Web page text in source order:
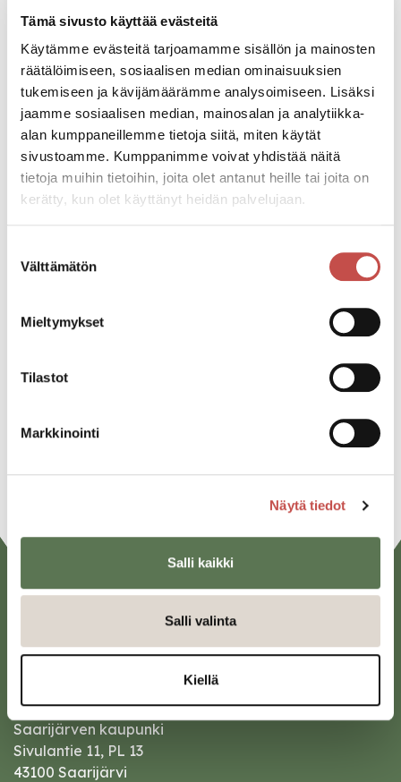
Tämä sivusto käyttää evästeitä
Käytämme evästeitä tarjoamamme sisällön ja mainosten
räätälöimiseen, sosiaalisen median ominaisuuksien
tukemiseen ja kävijämäärämme analysoimiseen. Lisäksi
jaamme sosiaalisen median, mainosalan ja analytiikka-
alan kumppaneillemme tietoja siitä, miten käytät
sivustoamme. Kumppanimme voivat yhdistää näitä
tietoja muihin tietoihin, joita olet antanut heille tai joita on
kerätty, kun olet käyttänyt heidän palvelujaan.
valinta
Välttämätön
Mieltymykset
Tilastot
Markkinointi
Näytä tiedot
Salli kaikki
Salli valinta
Kiellä
Pääsymaksu
Tapahtumaan ei ole pääsymaksua.
Lampaamon tilapuoti on avoinna keskiviikkoisin ja
lauantaisin klo 12-18. Muina aikoina sopimuksen
mukaan. Tervetuloa!
Jaa tapahtuma:
Twitter
Saarijärven kaupunki
Sivulantie 11, PL 13
43100 Saarijärvi